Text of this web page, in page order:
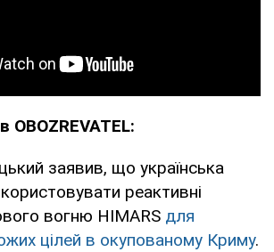
OBOZREVATEL:
заявив, що українська
реактивні
вогню HIMARS для
цілей в окупованому Криму.